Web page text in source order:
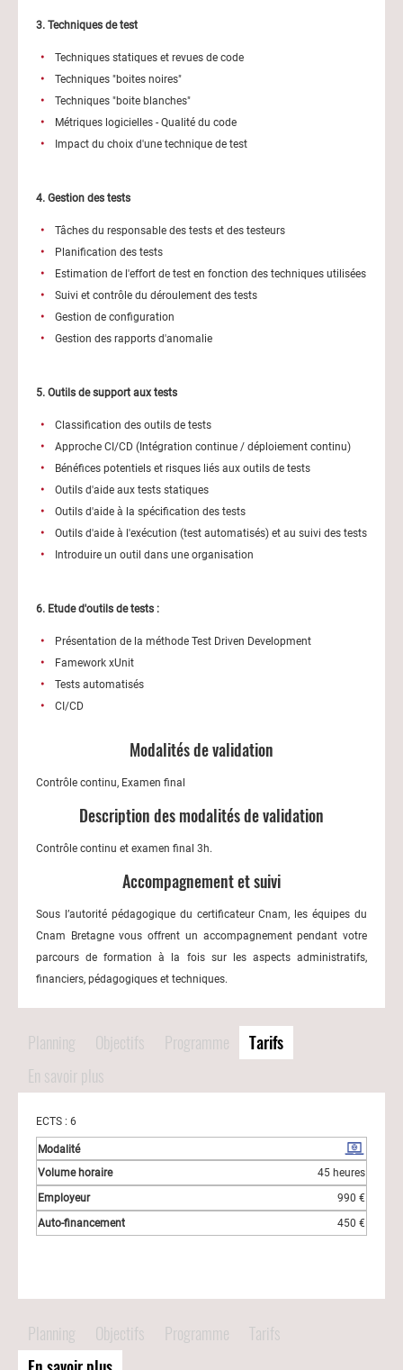
3. Techniques de test
Techniques statiques et revues de code
Techniques "boites noires"
Techniques "boite blanches"
Métriques logicielles - Qualité du code
Impact du choix d'une technique de test
4. Gestion des tests
Tâches du responsable des tests et des testeurs
Planification des tests
Estimation de l'effort de test en fonction des techniques utilisées
Suivi et contrôle du déroulement des tests
Gestion de configuration
Gestion des rapports d'anomalie
5. Outils de support aux tests
Classification des outils de tests
Approche CI/CD (Intégration continue / déploiement continu)
Bénéfices potentiels et risques liés aux outils de tests
Outils d'aide aux tests statiques
Outils d'aide à la spécification des tests
Outils d'aide à l'exécution (test automatisés) et au suivi des tests
Introduire un outil dans une organisation
6. Etude d'outils de tests :
Présentation de la méthode Test Driven Development
Famework xUnit
Tests automatisés
CI/CD
Modalités de validation
Contrôle continu, Examen final
Description des modalités de validation
Contrôle continu et examen final 3h.
Accompagnement et suivi
Sous l’autorité pédagogique du certificateur Cnam, les équipes du
Cnam Bretagne vous offrent un accompagnement pendant votre
parcours de formation à la fois sur les aspects administratifs,
financiers, pédagogiques et techniques.
Planning Objectifs Programme
Tarifs
En savoir plus
ECTS : 6
45 heures
990 €
450 €
Planning Objectifs Programme
Tarifs